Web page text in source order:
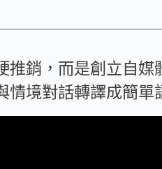
推銷，而是創立自
情境對話轉譯成簡單